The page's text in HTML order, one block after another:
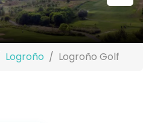
Logroño Logroño Golf